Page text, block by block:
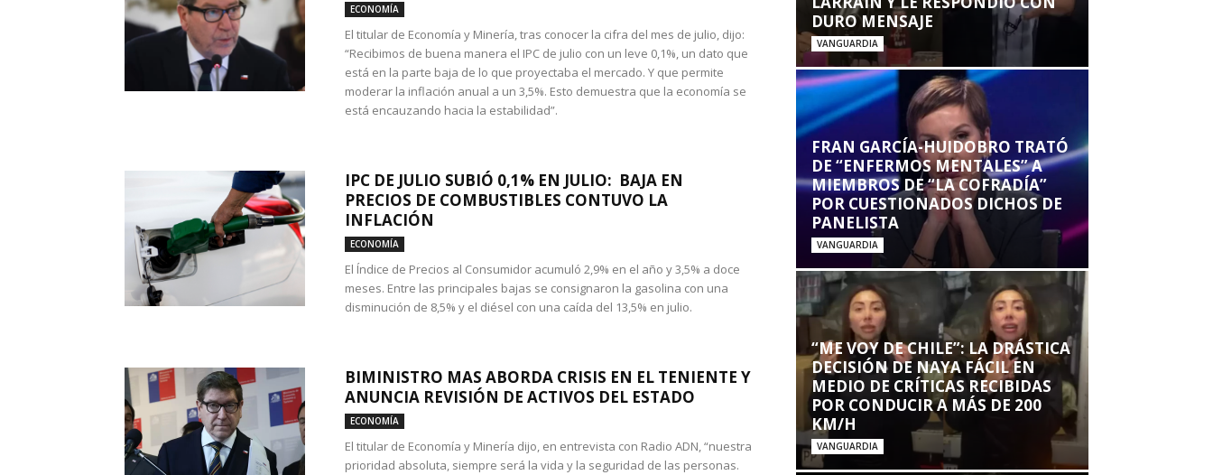
ECONOMÍA
El titular de Economía y Minería, tras conocer la cifra del mes de julio, dijo:
“Recibimos de buena manera el IPC de julio con un leve 0,1%, un dato que
está en la parte baja de lo que proyectaba el mercado. Y que permite
moderar la inflación anual a un 3,5%. Esto demuestra que la economía se
está encauzando hacia la estabilidad”.
IPC DE JULIO SUBIÓ 0,1% EN JULIO: BAJA EN
PRECIOS DE COMBUSTIBLES CONTUVO LA
INFLACIÓN
ECONOMÍA
El Índice de Precios al Consumidor acumuló 2,9% en el año y 3,5% a doce
meses. Entre las principales bajas se consignaron la gasolina con una
disminución de 8,5% y el diésel con una caída del 13,5% en julio.
BIMINISTRO MAS ABORDA CRISIS EN EL TENIENTE Y
ANUNCIA REVISIÓN DE ACTIVOS DEL ESTADO
ECONOMÍA
El titular de Economía y Minería dijo, en entrevista con Radio ADN, “nuestra
prioridad absoluta, siempre será la vida y la seguridad de las personas.
DURO MENSAJE
VANGUARDIA
FRAN GARCÍA-HUIDOBRO TRATÓ
DE “ENFERMOS MENTALES” A
MIEMBROS DE “LA COFRADÍA”
POR CUESTIONADOS DICHOS DE
PANELISTA
VANGUARDIA
“ME VOY DE CHILE”: LA DRÁSTICA
DECISIÓN DE NAYA FÁCIL EN
MEDIO DE CRÍTICAS RECIBIDAS
POR CONDUCIR A MÁS DE 200
KM/H
VANGUARDIA